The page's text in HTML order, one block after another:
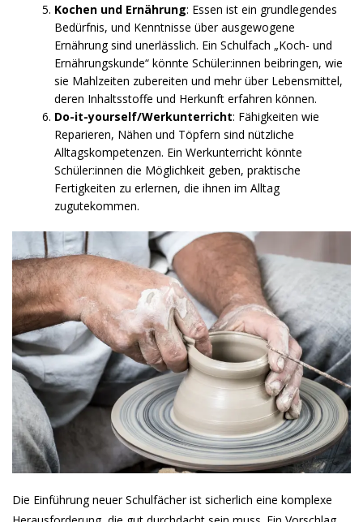
Kochen und Ernährung: Essen ist ein grundlegendes
Bedürfnis, und Kenntnisse über ausgewogene
Ernährung sind unerlässlich. Ein Schulfach „Koch- und
Ernährungskunde“ könnte Schüler:innen beibringen, wie
sie Mahlzeiten zubereiten und mehr über Lebensmittel,
deren Inhaltsstoffe und Herkunft erfahren können.
Do-it-yourself/Werkunterricht: Fähigkeiten wie
Reparieren, Nähen und Töpfern sind nützliche
Alltagskompetenzen. Ein Werkunterricht könnte
Schüler:innen die Möglichkeit geben, praktische
Fertigkeiten zu erlernen, die ihnen im Alltag
zugutekommen.
Die Einführung neuer Schulfächer ist sicherlich eine komplexe